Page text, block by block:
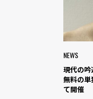
NEWS
現代の吟
無料の単
て開催